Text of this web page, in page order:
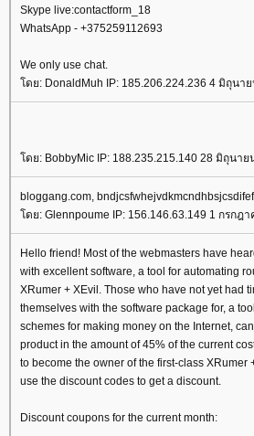
Skype live:contactform_18
WhatsApp - +375259112693
We only use chat.
ดย: DonaldMuh IP: 185.206.224.236 4 มิถุนา
ดย: BobbyMic IP: 188.235.215.140 28 มิถุนาย
bloggang.com,
ดย: Glennpoume IP: 156.146.63.149 1 กรกฎ
Hello friend! Most of the webmasters have
with excellent software, a tool for automating
XRumer + XEvil. Those who have not yet had
themselves with the software package for, a
schemes for making money on the Internet,
product in the amount of 45% of the current
to become the owner of the first-class XRumer
use the discount codes to get a discount.
Discount coupons for the current month: